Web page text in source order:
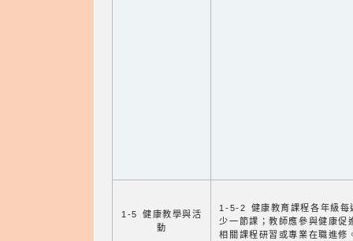
1-5 健康教學與活
動
1-5-2 健康教育課程各年級每
少一節課；教師應參與健康促
相關課程研習或專業在職進修